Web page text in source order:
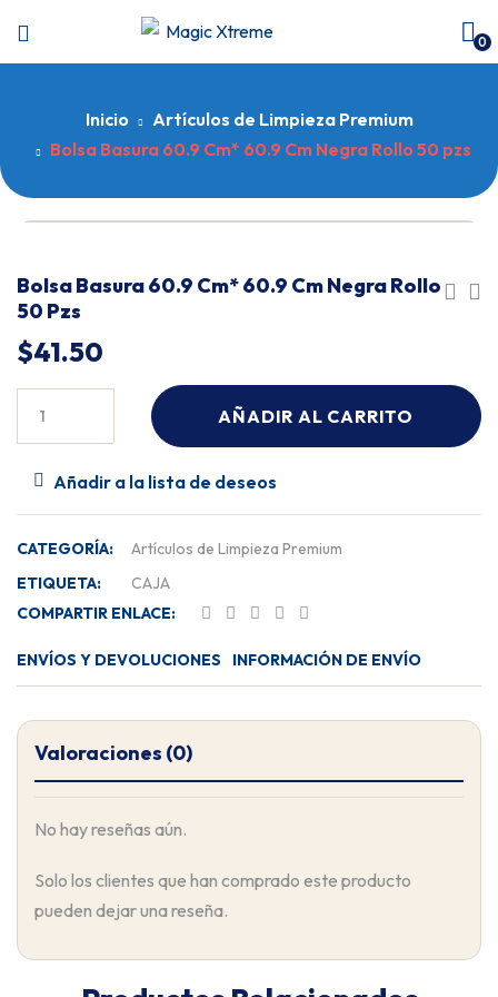
0
Inicio
Artículos de Limpieza Premium
Bolsa Basura 60.9 Cm* 60.9 Cm Negra Rollo 50 pzs
Bolsa Basura 60.9 Cm* 60.9 Cm Negra Rollo
50 Pzs
$41.50
AÑADIR AL CARRITO
Añadir a la lista de deseos
CATEGORÍA:
Artículos de Limpieza Premium
ETIQUETA:
CAJA
COMPARTIR ENLACE:
ENVÍOS Y DEVOLUCIONES INFORMACIÓN DE ENVÍO
Valoraciones (0)
No hay reseñas aún.
Solo los clientes que han comprado este producto
pueden dejar una reseña.